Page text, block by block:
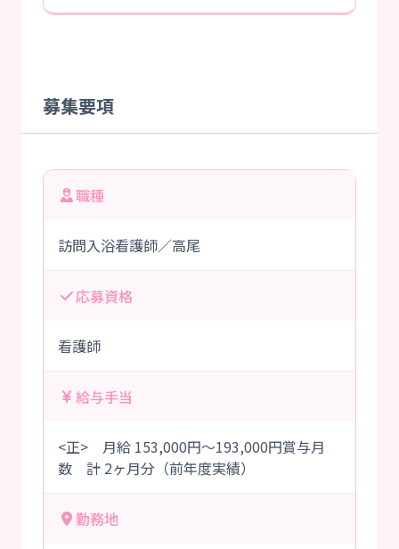
募集要項
職種
訪問入浴看護師／高尾
応募資格
看護師
給与手当
<正> 月給 153,000円～193,000円賞与月
数 計 2ヶ月分（前年度実績）
勤務地